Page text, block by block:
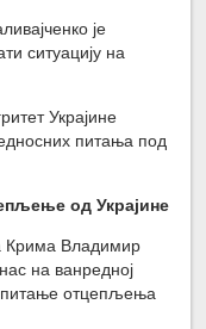
је
ситуацију на
Украјине
питања под
од Украјине
Крима Владимир
на ванредној
питање отцепљења